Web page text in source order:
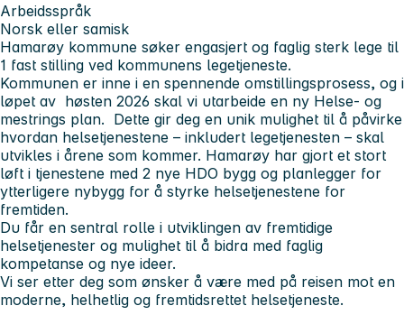
Arbeidsspråk
Norsk eller samisk
Hamarøy kommune søker engasjert og faglig sterk lege til
1 fast stilling ved kommunens legetjeneste.
Kommunen er inne i en spennende omstillingsprosess, og i
løpet av høsten 2026 skal vi utarbeide en ny Helse- og
mestrings plan. Dette gir deg en unik mulighet til å påvirke
hvordan helsetjenestene – inkludert legetjenesten – skal
utvikles i årene som kommer. Hamarøy har gjort et stort
løft i tjenestene med 2 nye HDO bygg og planlegger for
ytterligere nybygg for å styrke helsetjenestene for
fremtiden.
Du får en sentral rolle i utviklingen av fremtidige
helsetjenester og mulighet til å bidra med faglig
kompetanse og nye ideer.
Vi ser etter deg som ønsker å være med på reisen mot en
moderne, helhetlig og fremtidsrettet helsetjeneste.